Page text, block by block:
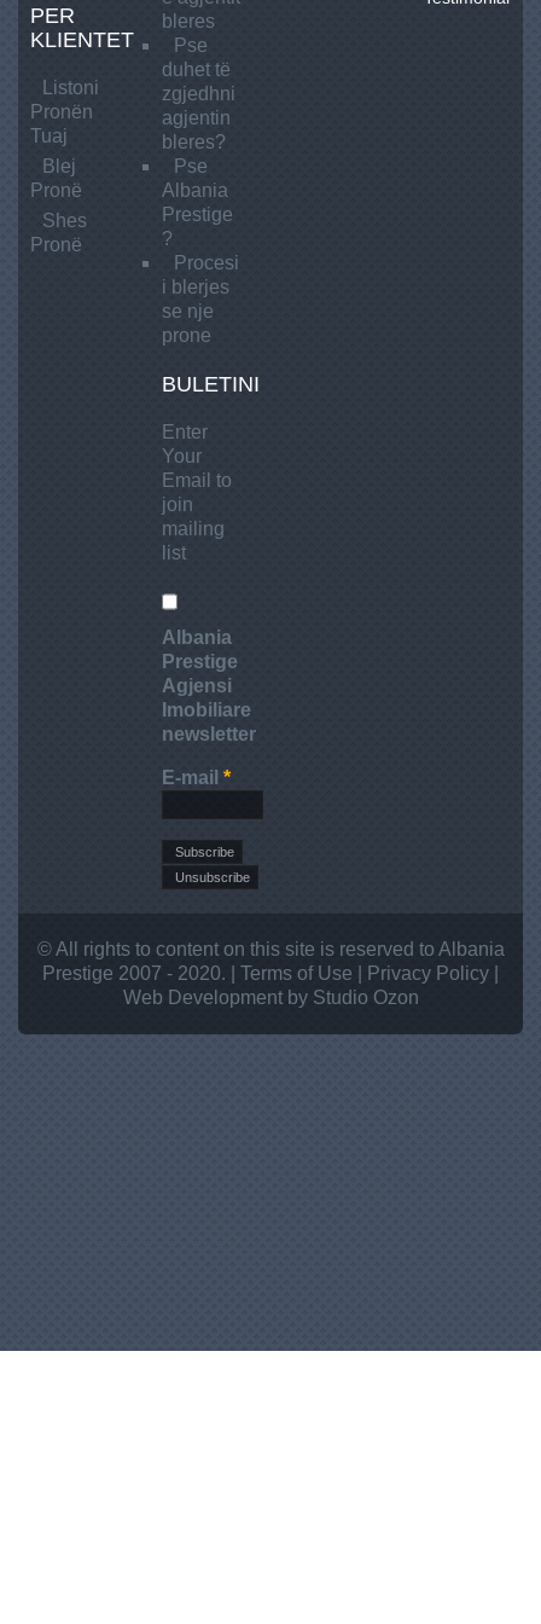
e
s
i
g
e
PER
KLIENTET
Listoni
Pronën
Tuaj
Blej
Pronë
Shes
Pronë
bleres
Pse
duhet të
zgjedhni
agjentin
bleres?
Pse
Albania
Prestige
?
Procesi
i blerjes
se nje
prone
BULETINI
Enter
Your
Email to
join
mailing
list
Albania
Prestige
Agjensi
Imobiliare
newsletter
E-mail *
© All rights to content on this site is reserved to Albania
Prestige 2007 - 2020. | Terms of Use Privacy Policy
Web Developmentby Studio Ozon